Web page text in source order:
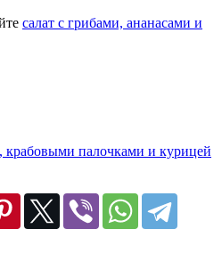
салат с грибами, ананасами и